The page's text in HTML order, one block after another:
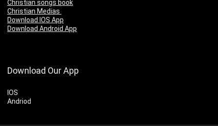
Christian songs book
Christian Medias
Download IOS App
Download Android App
Download Our App
IOS
Andriod